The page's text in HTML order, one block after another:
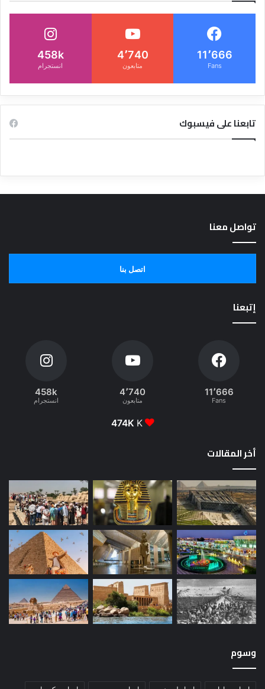
11٬666
Fans
4٬740
متابعون
458k
انستجرام
تابعنا على فيسبوك
تواصل معنا
اتصل بنا
إتبعنا
11٬666
Fans
4٬740
متابعون
458k
انستجرام
474K K
أخر المقالات
وسوم